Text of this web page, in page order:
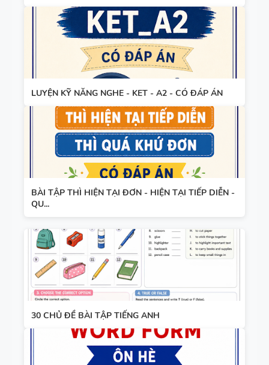
LUYỆN KỸ NĂNG NGHE - KET - A2 - CÓ ĐÁP ÁN
BÀI TẬP THÌ HIỆN TẠI ĐƠN - HIỆN TẠI TIẾP DIỄN -
QU...
30 CHỦ ĐỀ BÀI TẬP TIẾNG ANH